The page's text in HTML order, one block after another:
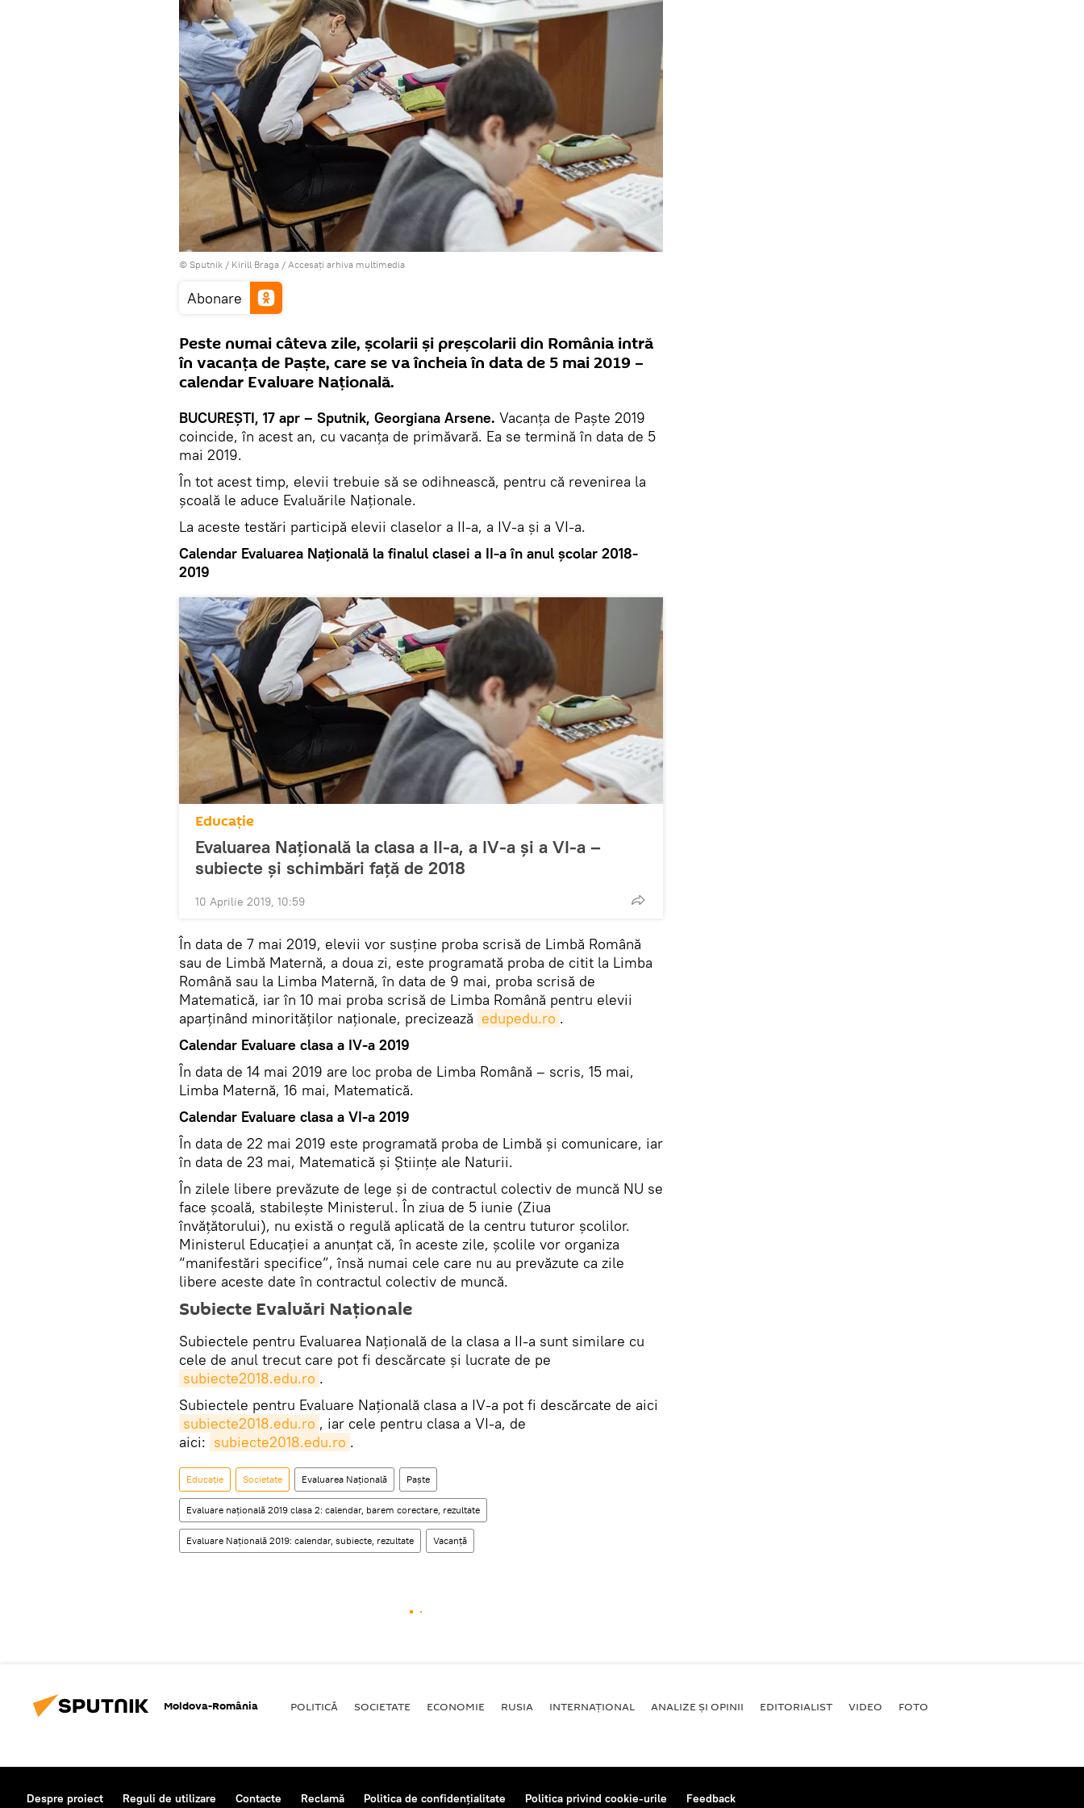
© Sputnik / Kirill Braga / Accesați arhiva multimedia
Abonare
Peste numai câteva zile, școlarii și preșcolarii din România intră
în vacanța de Paște, care se va încheia în data de 5 mai 2019 –
calendar Evaluare Națională.
BUCUREȘTI, 17 apr – Sputnik, Georgiana Arsene. Vacanța de Paște 2019
coincide, în acest an, cu vacanța de primăvară. Ea se termină în data de 5
mai 2019.
În tot acest timp, elevii trebuie să se odihnească, pentru că revenirea la
școală le aduce Evaluările Naționale.
La aceste testări participă elevii claselor a II-a, a IV-a și a VI-a.
Calendar Evaluarea Națională la finalul clasei a II-a în anul școlar 2018-
2019
Educație
Evaluarea Națională la clasa a II-a, a IV-a și a VI-a –
subiecte și schimbări față de 2018
10 Aprilie 2019, 10:59
În data de 7 mai 2019, elevii vor susține proba scrisă de Limbă Română
sau de Limbă Maternă, a doua zi, este programată proba de citit la Limba
Română sau la Limba Maternă, în data de 9 mai, proba scrisă de
Matematică, iar în 10 mai proba scrisă de Limba Română pentru elevii
aparținând minorităților naționale, precizează edupedu.ro .
Calendar Evaluare clasa a IV-a 2019
În data de 14 mai 2019 are loc proba de Limba Română – scris, 15 mai,
Limba Maternă, 16 mai, Matematică.
Calendar Evaluare clasa a VI-a 2019
În data de 22 mai 2019 este programată proba de Limbă și comunicare, iar
în data de 23 mai, Matematică și Științe ale Naturii.
În zilele libere prevăzute de lege și de contractul colectiv de muncă NU se
face școală, stabilește Ministerul. În ziua de 5 iunie (Ziua
învățătorului), nu există o regulă aplicată de la centru tuturor școlilor.
Ministerul Educației a anunțat că, în aceste zile, școlile vor organiza
“manifestări specifice”, însă numai cele care nu au prevăzute ca zile
libere aceste date în contractul colectiv de muncă.
Subiecte Evaluări Naționale
Subiectele pentru Evaluarea Națională de la clasa a II-a sunt similare cu
cele de anul trecut care pot fi descărcate și lucrate de pe
subiecte2018.edu.ro .
Subiectele pentru Evaluare Națională clasa a IV-a pot fi descărcate de aici
subiecte2018.edu.ro , iar cele pentru clasa a VI-a, de
aici: subiecte2018.edu.ro .
Educație Societate Evaluarea Naţională Paște
Evaluare națională 2019 clasa 2: calendar, barem corectare, rezultate
Evaluare Națională 2019: calendar, subiecte, rezultate Vacanță
Moldova-România POLITICĂ SOCIETATE ECONOMIE RUSIA INTERNAŢIONAL ANALIZE ȘI OPINII EDITORIALIST VIDEO FOTO
Despre proiect Reguli de utilizare Contacte Reclamă Politica de confidențialitate Politica privind cookie-urile Feedback